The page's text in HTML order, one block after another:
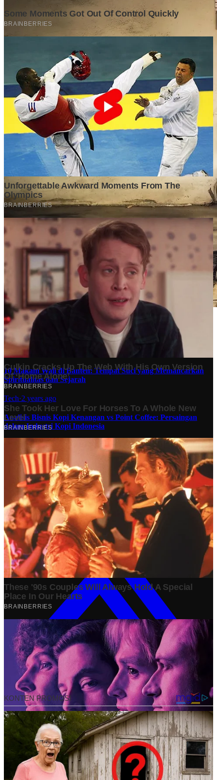
Stok BBM di Indonesia Hanya Tinggal 21 Hari, Apa
Dampaknya bagi Masyarakat?
Finansial
10 Makam Wali di Banten: Tempat Suci yang Memancarkan
Spiritualitas dan Sejarah
Tech·2 years ago
Analisis Bisnis Kopi Kenangan vs Point Coffee: Persaingan
dalam Industri Kopi Indonesia
1 year ago
Share: